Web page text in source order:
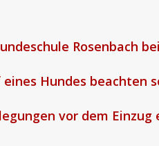
Rosenbach
Hundes beachten
vor dem Einzug